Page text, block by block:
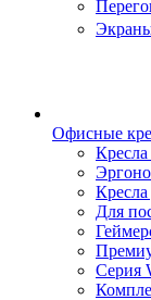
Офисные
Кресла
Кресла
Для
Серия